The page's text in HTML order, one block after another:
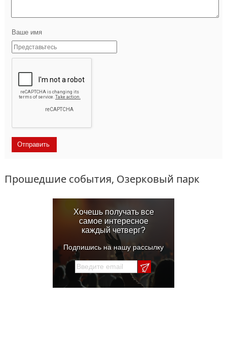
Ваше имя
Прошедшие события, Озерковый парк
Хочешь получать все
самое интересное
каждый четверг?
Подпишись на нашу рассылку